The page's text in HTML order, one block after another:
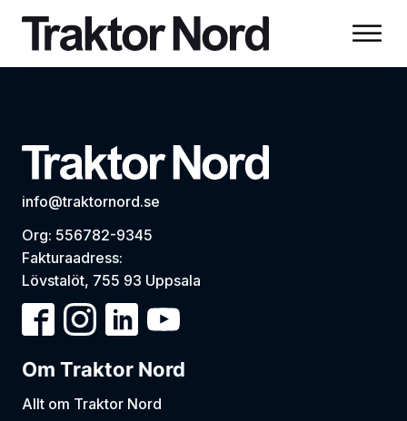
info@traktornord.se
Org: 556782-9345
Fakturaadress:
Lövstalöt, 755 93 Uppsala
Om Traktor Nord
Allt om Traktor Nord